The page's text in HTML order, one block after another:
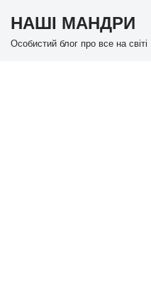
Перейти
НАШІ МАНДРИ
Особистий блог про все на світі